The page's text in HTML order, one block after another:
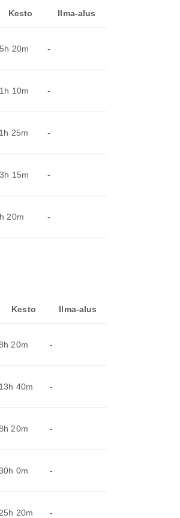
Kesto Ilma-alus
20m -
10m -
25m -
15m -
20m -
Kesto Ilma-alus
20m -
13h 40m -
20m -
0m -
25h 20m -